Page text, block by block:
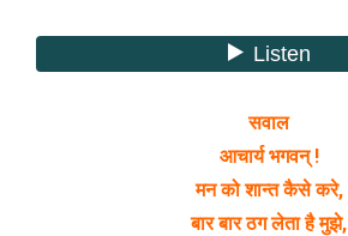
सवाल
आचार्य भगवन् !
मन को शान्त कैसे करे,
बार बार ठग लेता है मुझे,